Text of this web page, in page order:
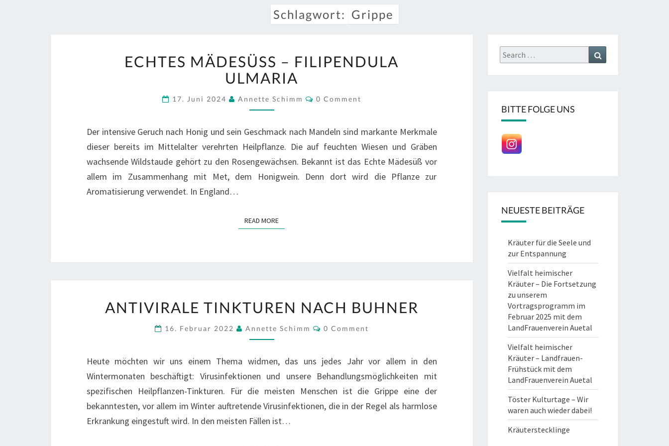
Schlagwort: Grippe
MÄDESÜSS –
F
ILIPENDULA U
LMARIA
ECHTES MÄDESÜSS – FILIPENDULA U
LMARIA
17. Juni 2024 Annette Schimm Comments
0 Comment
Der intensive Geruch nach Honig und sein Geschmack nach Mandeln sind markante Merkmale
dieser bereits im Mittelalter verehrten Heilpflanze. Die auf feuchten Wiesen und Gräben
wachsende Wildstaude gehört zu den Rosengewächsen. Bekannt ist das Echte Mädesüß vor
allem im Zusammenhang mit Met, dem Honigwein. Denn dort wird die Pflanze zur
Aromatisierung verwendet. In England…
READ MOREREAD MORE
TINKTUREN
BUHNER
ANTIVIRALE TINKTUREN NACH BUHNER
16. Februar 2022 Annette Schimm Comments
0 Comment
Heute möchten wir uns einem Thema widmen, das uns jedes Jahr vor allem in den
Wintermonaten beschäftigt: Virusinfektionen und unsere Behandlungsmöglichkeiten mit
spezifischen Heilpflanzen-Tinkturen. Für die meisten Menschen ist die Grippe eine der
bekanntesten, vor allem im Winter auftretende Virusinfektionen, die in der Regel als harmlose
Erkrankung eingestuft wird. In den meisten Fällen ist…
Search
for:
BITTE FOLGE UNS
NEUESTE BEITRÄGE
Kräuter für die Seele und
zur Entspannung
Vielfalt heimischer
Kräuter – Die Fortsetzung
zu unserem
Vortragsprogramm im
Februar 2025 mit dem
LandFrauenverein Auetal
Vielfalt heimischer
Kräuter – Landfrauen-
Frühstück mit dem
LandFrauenverein Auetal
Töster Kulturtage – Wir
waren auch wieder dabei!
Kräuterstecklinge